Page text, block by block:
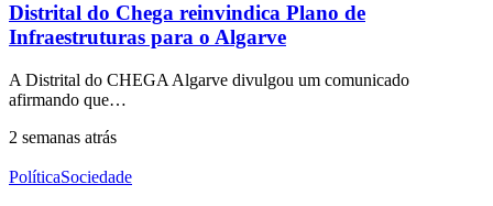
Distrital do Chega reinvindica Plano de
Infraestruturas para o Algarve
A Distrital do CHEGA Algarve divulgou um comunicado
afirmando que…
2 semanas atrás
PolíticaSociedade